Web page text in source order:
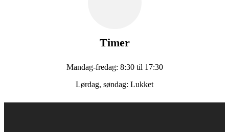
Timer
Mandag-fredag: 8:30 til 17:30
Lørdag, søndag: Lukket